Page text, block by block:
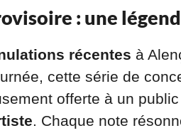
: une
récentes à
cette série de
offerte à un
. Chaque note